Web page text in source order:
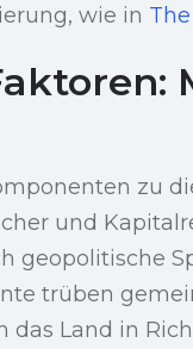
wie in
zu
und
geopolitische
trüben
Land in